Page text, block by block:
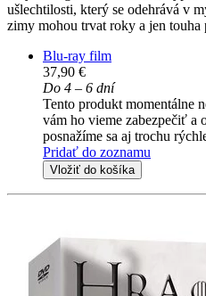
ušlechtilosti, který se odehrává v
zimy mohou trvat roky a jen touha
Blu-ray film
37,90 €
Do 4 – 6 dní
Tento produkt momentálne
vám ho vieme zabezpečiť a
posnažíme sa aj trochu
Pridať do zoznamu
Vložiť do košíka